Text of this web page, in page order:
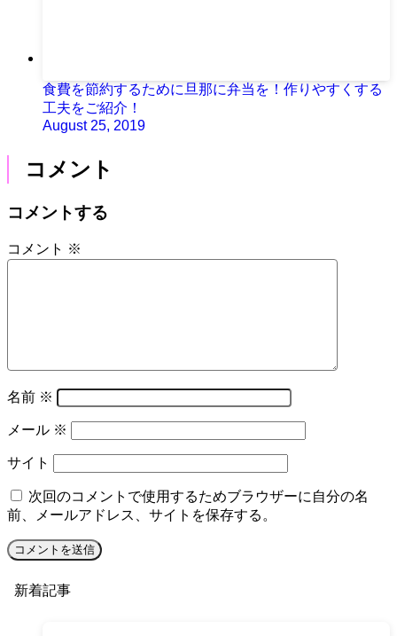
食費を節約するために旦那に弁当を！作りやすくする
工夫をご紹介！
August 25, 2019
コメント
コメントする
コメント ※
名前 ※
メール ※
サイト
次回のコメントで使用するためブラウザーに自分の名
前、メールアドレス、サイトを保存する。
新着記事